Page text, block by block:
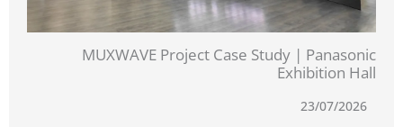
MUXWAVE Project Case Study | Panasonic
Exhibition Hall
23/07/2026